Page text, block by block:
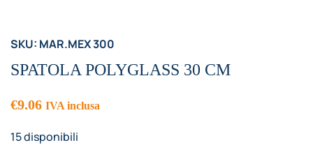
SKU: MAR.MEX 300
SPATOLA POLYGLASS 30 CM
€9.06 IVA inclusa
15 disponibili